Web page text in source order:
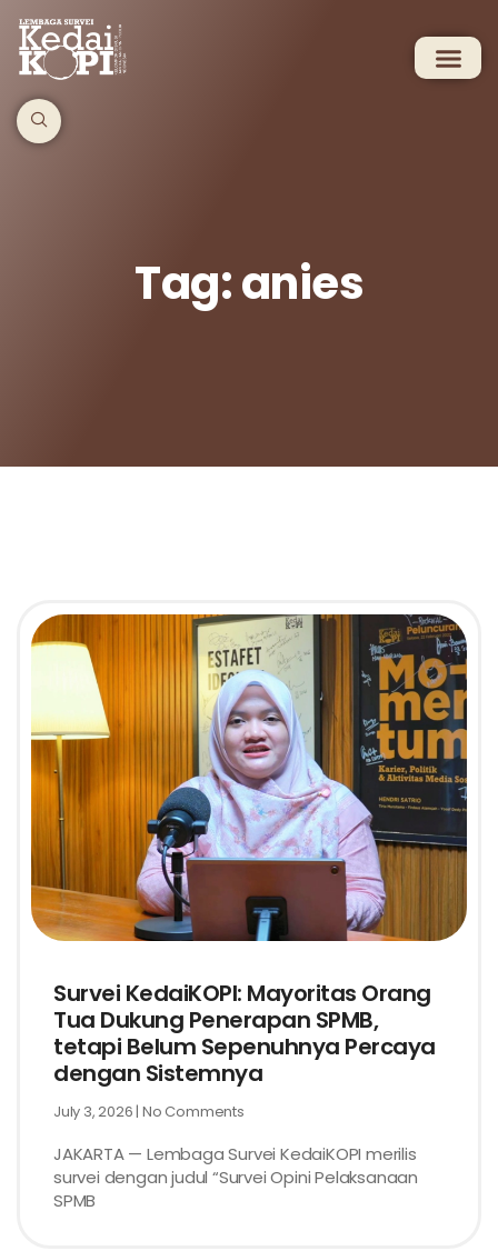
Tag: anies
Survei KedaiKOPI: Mayoritas Orang
Tua Dukung Penerapan SPMB,
tetapi Belum Sepenuhnya Percaya
dengan Sistemnya
July 3, 2026 No Comments
JAKARTA — Lembaga Survei KedaiKOPI merilis
survei dengan judul “Survei Opini Pelaksanaan
SPMB